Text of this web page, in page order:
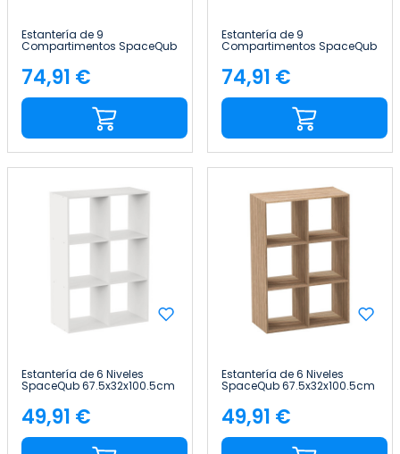
Estantería de 9
Compartimentos SpaceQub
100.5x32x100.5cm 7house
Precio
74,91 €
Estantería de 9
Compartimentos SpaceQub
100.5x32x100.5cm 7house
Precio
74,91 €
Estantería de 6 Niveles
SpaceQub 67.5x32x100.5cm
7house
Precio
49,91 €
Estantería de 6 Niveles
SpaceQub 67.5x32x100.5cm
7house
Precio
49,91 €